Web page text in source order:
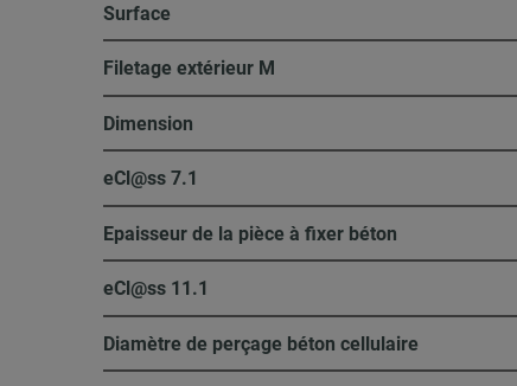
Surface
Filetage extérieur M
Dimension
eCl@ss 7.1
Epaisseur de la pièce à fixer béton
eCl@ss 11.1
Diamètre de perçage béton cellulaire